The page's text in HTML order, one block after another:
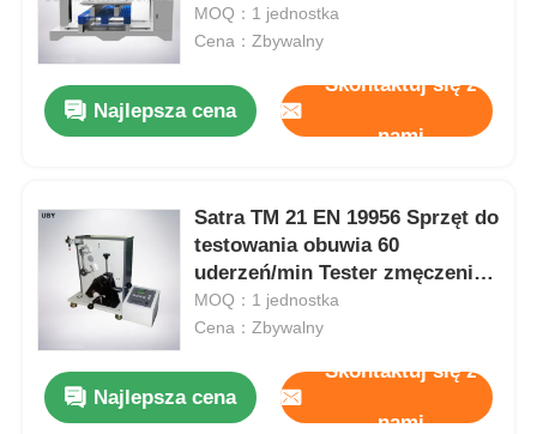
6035
MOQ：1 jednostka
Cena：Zbywalny
Najlepsza cena
Skontaktuj się z
nami
Satra TM 21 EN 19956 Sprzęt do
testowania obuwia 60
uderzeń/min Tester zmęczenia
pięty
MOQ：1 jednostka
Cena：Zbywalny
Najlepsza cena
Skontaktuj się z
nami